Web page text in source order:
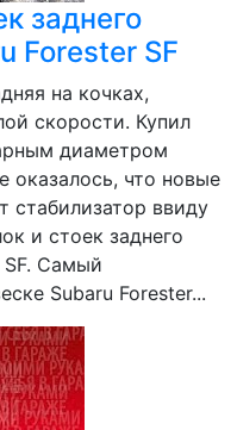
заднего
Forester SF
на кочках,
скорости. Купил
диаметром
оказалось, что новые
стабилизатор ввиду
и стоек заднего
SF. Самый
Subaru Forester...